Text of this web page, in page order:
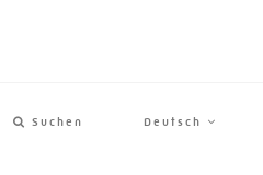
Suchen Deutsch